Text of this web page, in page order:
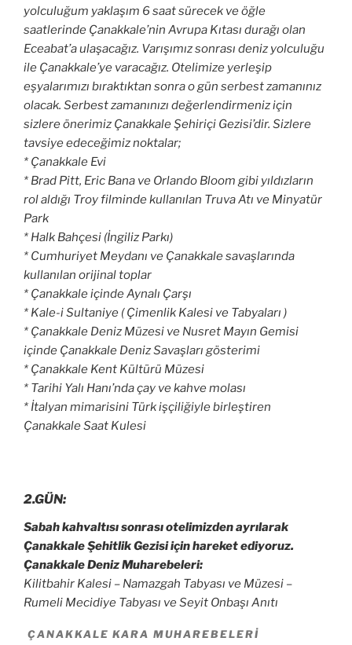
yolculuğum yaklaşım 6 saat sürecek ve öğle
saatlerinde Çanakkale’nin Avrupa Kıtası durağı olan
Eceabat’a ulaşacağız. Varışımız sonrası deniz yolculuğu
ile Çanakkale’ye varacağız. Otelimize yerleşip
eşyalarımızı bıraktıktan sonra o gün serbest zamanınız
olacak. Serbest zamanınızı değerlendirmeniz için
sizlere önerimiz Çanakkale Şehiriçi Gezisi’dir. Sizlere
tavsiye edeceğimiz noktalar;
* Çanakkale Evi
* Brad Pitt, Eric Bana ve Orlando Bloom gibi yıldızların
rol aldığı Troy filminde kullanılan Truva Atı ve Minyatür
Park
* Halk Bahçesi (İngiliz Parkı)
* Cumhuriyet Meydanı ve Çanakkalesavaşlarında
kullanılan orijinal toplar
* Çanakkaleiçinde Aynalı Çarşı
* Kale-i Sultaniye ( Çimenlik Kalesi ve Tabyaları )
* Çanakkale Deniz Müzesi ve Nusret Mayın Gemisi
içinde Çanakkale Deniz Savaşları gösterimi
* Çanakkale Kent Kültürü Müzesi
* Tarihi Yalı Hanı’nda çay ve kahve molası
* İtalyan mimarisini Türk işçiliğiyle birleştiren
Çanakkale Saat Kulesi
2.GÜN:
Sabah kahvaltısı sonrası otelimizden ayrılarak
Çanakkale Şehitlik Gezisi için hareket ediyoruz.
Çanakkale Deniz Muharebeleri:
Kilitbahir Kalesi – Namazgah Tabyası ve Müzesi –
Rumeli Mecidiye Tabyası ve Seyit Onbaşı Anıtı
ÇANAKKALE KARA MUHAREBELERI